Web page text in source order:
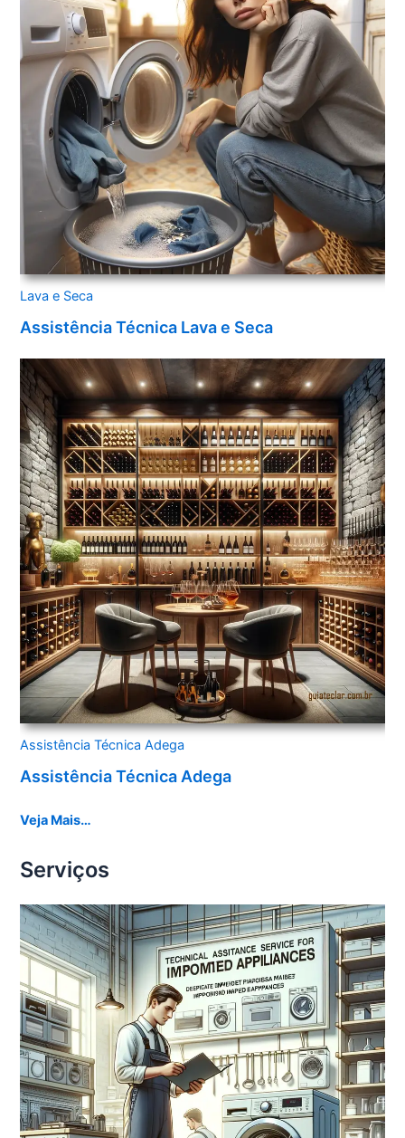
Lava e Seca
Assistência Técnica Lava e Seca
Assistência Técnica Adega
Assistência Técnica Adega
Veja Mais…
Serviços